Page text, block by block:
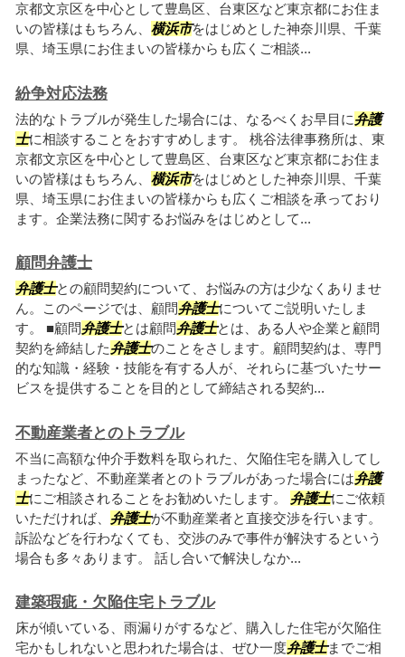
京都文京区を中心として豊島区、台東区など東京都にお住ま
いの皆様はもちろん、 横浜市をはじめとした神奈川県、千葉
県、埼玉県にお住まいの皆様からも広くご相談...
紛争対応法務
法的なトラブルが発生した場合には、なるべくお早目に弁護
士に相談することをおすすめします。 桃谷法律事務所は、東
京都文京区を中心として豊島区、台東区など東京都にお住ま
いの皆様はもちろん、 横浜市をはじめとした神奈川県、千葉
県、埼玉県にお住まいの皆様からも広くご相談を承っており
ます。企業法務に関するお悩みをはじめとして...
顧問弁護士
弁護士との顧問契約について、お悩みの方は少なくありませ
ん。このページでは、顧問弁護士についてご説明いたしま
す。 ■顧問弁護士とは顧問弁護士とは、ある人や企業と顧問
契約を締結した弁護士のことをさします。顧問契約は、専門
的な知識・経験・技能を有する人が、それらに基づいたサー
ビスを提供することを目的として締結される契約...
不動産業者とのトラブル
不当に高額な仲介手数料を取られた、欠陥住宅を購入してし
まったなど、不動産業者とのトラブルがあった場合には弁護
士にご相談されることをお勧めいたします。 弁護士にご依頼
いただければ、 弁護士が不動産業者と直接交渉を行います。
訴訟などを行わなくても、交渉のみで事件が解決するという
場合も多々あります。 話し合いで解決しなか...
建築瑕疵・欠陥住宅トラブル
床が傾いている、雨漏りがするなど、購入した住宅が欠陥住
宅かもしれないと思われた場合は、ぜひ一度弁護士までご相